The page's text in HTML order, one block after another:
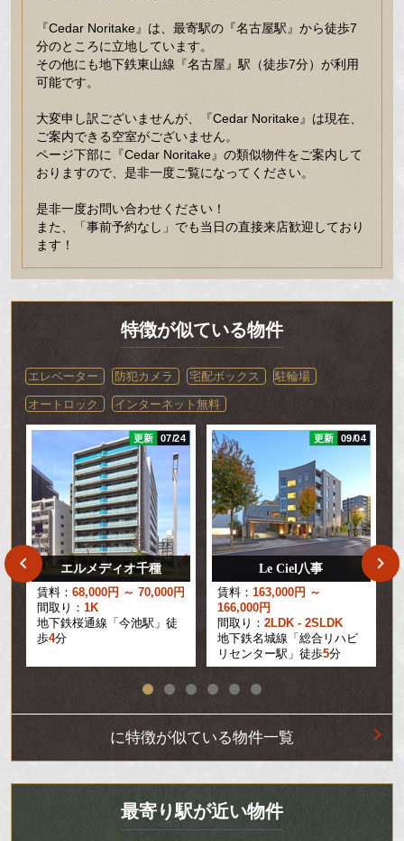
『Cedar Noritake』は、最寄駅の『名古屋駅』から徒歩7
分のところに立地しています。
その他にも地下鉄東山線『名古屋』駅（徒歩7分）が利用
可能です。
大変申し訳ございませんが、『Cedar Noritake』は現在、
ご案内できる空室がございません。
ページ下部に『Cedar Noritake』の類似物件をご案内して
おりますので、是非一度ご覧になってください。
是非一度お問い合わせください！
また、「事前予約なし」でも当日の直接来店歓迎しており
ます！
特徴が似ている物件
エレベーター 防犯カメラ 宅配ボックス 駐輪場
オートロック インターネット無料
更新 07/24
エルメディオ千種
賃料： 68,000円 ～ 70,000円
間取り： 1K
地下鉄桜通線「今池駅」徒
歩4分
更新 09/04
Le Ciel八事
賃料： 163,000円 ～
166,000円
間取り： 2LDK - 2SLDK
地下鉄名城線「総合リハビ
リセンター駅」徒歩5分
に特徴が似ている物件一覧
最寄り駅が近い物件